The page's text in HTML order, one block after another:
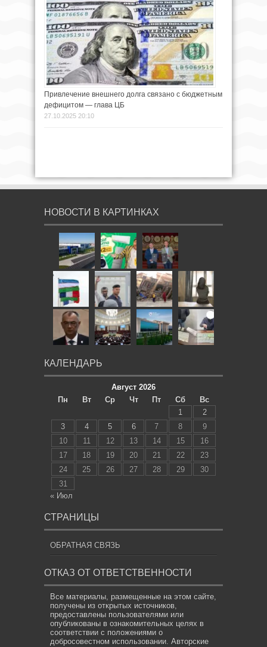
Привлечение внешнего долга связано с бюджетным
дефицитом — глава ЦБ
27.10.2025 20:10
НОВОСТИ В КАРТИНКАХ
КАЛЕНДАРЬ
Август 2026
Пн
Вт Ср Чт Пт Сб
Вс
1
2
3
4 5 6 7 8
9
10
11 12 13 14 15
16
17
18 19 20 21 22
23
24
25 26 27 28 29
30
31
« Июл
СТРАНИЦЫ
ОБРАТНАЯ СВЯЗЬ
ОТКАЗ ОТ ОТВЕТСТВЕННОСТИ
Все материалы, размещенные на этом сайте,
получены из открытых источников,
предоставлены пользователями или
опубликованы в ознакомительных целях в
соответствии с положениями о
добросовестном использовании. Авторские